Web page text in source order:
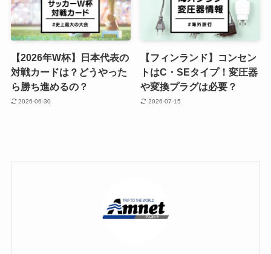
【2026年W杯】日本代表の
対戦カードは？どうやった
ら勝ち進めるの？
2026-06-30
【フィンランド】コンセン
トはC・SEタイプ！変圧器
や変換プラグは必要？
2026-07-15